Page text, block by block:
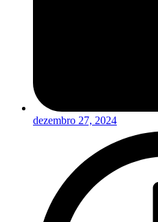
dezembro 27, 2024